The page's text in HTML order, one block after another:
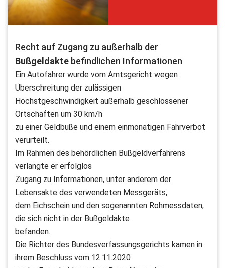
Recht auf Zugang zu außerhalb der
Bußgeldakte befindlichen Informationen
Ein Autofahrer wurde vom Amtsgericht wegen
Überschreitung der zulässigen
Höchstgeschwindigkeit außerhalb geschlossener
Ortschaften um 30 km/h
zu einer Geldbuße und einem einmonatigen Fahrverbot
verurteilt.
Im Rahmen des behördlichen Bußgeldverfahrens
verlangte er erfolglos
Zugang zu Informationen, unter anderem der
Lebensakte des verwendeten Messgeräts,
dem Eichschein und den sogenannten Rohmessdaten,
die sich nicht in der Bußgeldakte
befanden.
Die Richter des Bundesverfassungsgerichts kamen in
ihrem Beschluss vom 12.11.2020